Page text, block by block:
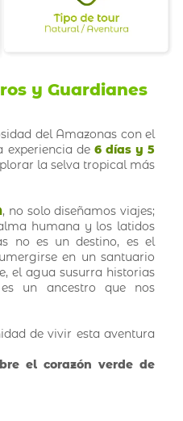
y Guardianes
del Amazonas con el
experiencia de 6 días y 5
la selva tropical más
, no solo diseñamos viajes;
humana y los latidos
no es un destino, es el
en un santuario
el agua susurra historias
un ancestro que nos
de vivir esta aventura
el corazón verde de